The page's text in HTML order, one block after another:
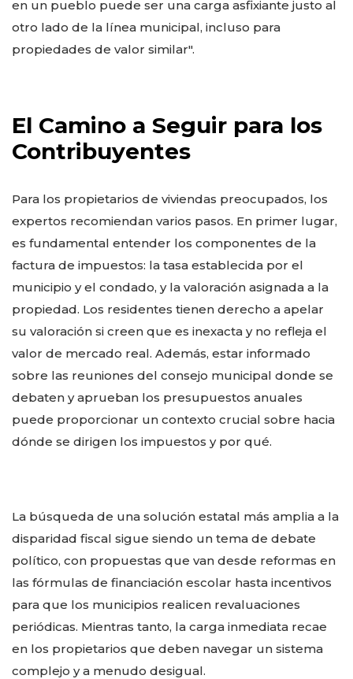
en un pueblo puede ser una carga asfixiante justo al
otro lado de la línea municipal, incluso para
propiedades de valor similar".
El Camino a Seguir para los
Contribuyentes
Para los propietarios de viviendas preocupados, los
expertos recomiendan varios pasos. En primer lugar,
es fundamental entender los componentes de la
factura de impuestos: la tasa establecida por el
municipio y el condado, y la valoración asignada a la
propiedad. Los residentes tienen derecho a apelar
su valoración si creen que es inexacta y no refleja el
valor de mercado real. Además, estar informado
sobre las reuniones del consejo municipal donde se
debaten y aprueban los presupuestos anuales
puede proporcionar un contexto crucial sobre hacia
dónde se dirigen los impuestos y por qué.
La búsqueda de una solución estatal más amplia a la
disparidad fiscal sigue siendo un tema de debate
político, con propuestas que van desde reformas en
las fórmulas de financiación escolar hasta incentivos
para que los municipios realicen revaluaciones
periódicas. Mientras tanto, la carga inmediata recae
en los propietarios que deben navegar un sistema
complejo y a menudo desigual.